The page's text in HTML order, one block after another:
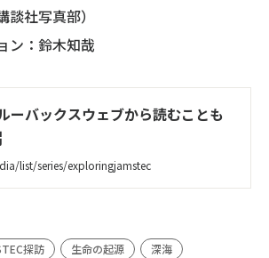
社写真部）
ン：鈴木知哉
ーバックスウェブから読むことも
list/series/exploringjamstec
探訪 生命の起源 深海